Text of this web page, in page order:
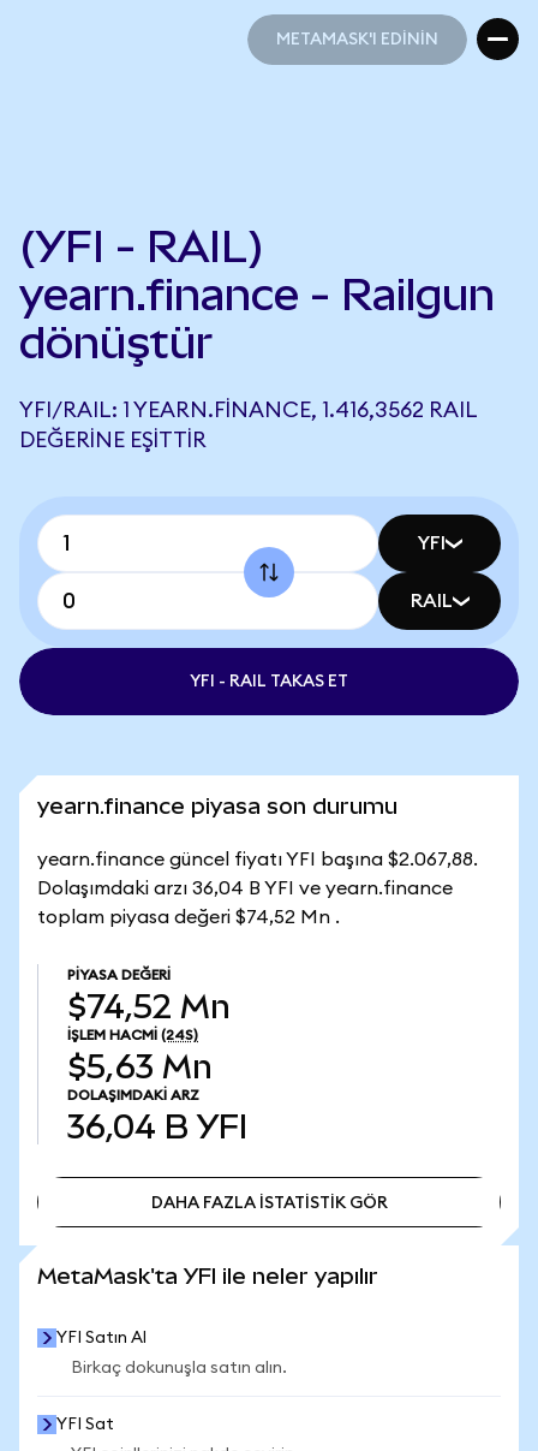
METAMASK'I EDİNİN
(YFI - RAIL)
yearn.finance - Railgun
dönüştür
YFI/RAIL: 1 YEARN.FINANCE, 1.416,3562 RAIL
DEĞERINE EŞITTIR
YFI
RAIL
YFI - RAIL TAKAS ET
yearn.finance piyasa son durumu
yearn.finance güncel fiyatı YFI başına $2.067,88.
Dolaşımdaki arzı 36,04 B YFI ve yearn.finance
toplam piyasa değeri $74,52 Mn .
PIYASA DEĞERI
$74,52 Mn
İŞLEM HACMI (24S)
$5,63 Mn
DOLAŞIMDAKI ARZ
36,04 B YFI
DAHA FAZLA İSTATİSTİK GÖR
MetaMask'ta YFI ile neler yapılır
YFI Satın Al
Birkaç dokunuşla satın alın.
YFI Sat